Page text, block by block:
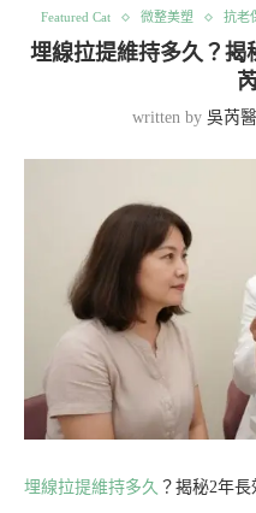
Featured Cat 微整美塑 抗老
埋線拉提維持多久？揭
written by 吳芮
埋線拉提維持多久 ？揭秘2年